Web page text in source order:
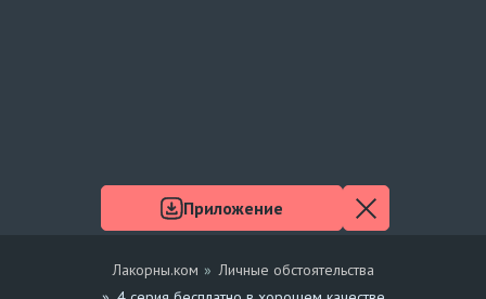
Лакорны.ком
Личные обстоятельства
Приложение